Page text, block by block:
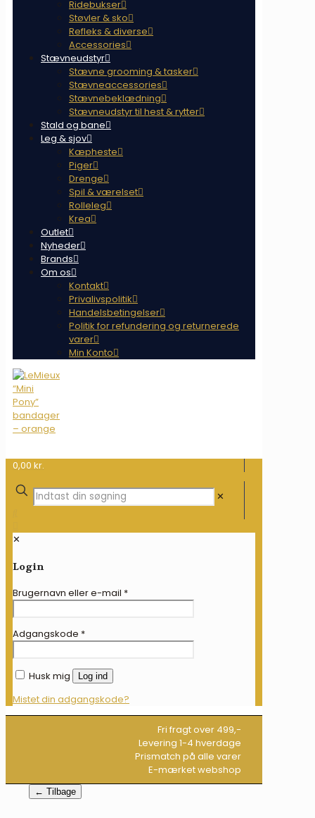
Ridebukser
Støvler & sko
Refleks & diverse
Accessories
Stævneudstyr
Stævne grooming & tasker
Stævneaccessories
Stævnebeklædning
Stævneudstyr til hest & rytter
Stald og bane
Leg & sjov
Kæpheste
Piger
Drenge
Spil & værelset
Rolleleg
Krea
Outlet
Nyheder
Brands
Om os
Kontakt
Privalivspolitik
Handelsbetingelser
Politik for refundering og returnerede
varer
Min Konto
0,00 kr.
✕
✕
Login
Brugernavn eller e-mail *
Adgangskode *
Husk mig Log ind
Mistet din adgangskode?
Fri fragt over 499,-
Levering 1-4 hverdage
Prismatch på alle varer
E-mærket webshop
← Tilbage